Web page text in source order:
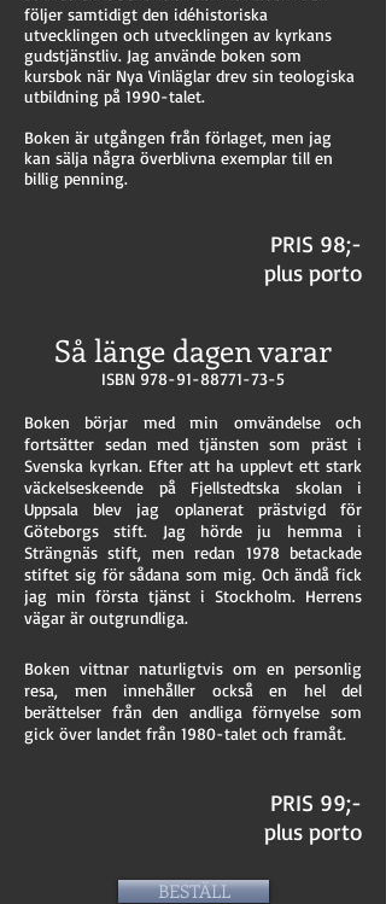
följer samtidigt den idéhistoriska
utvecklingen och utvecklingen av kyrkans
gudstjänstliv. Jag använde boken som
kursbok när Nya Vinläglar drev sin teologiska
utbildning på 1990-talet.
Boken är utgången från förlaget, men jag
kan sälja några överblivna exemplar till en
billig penning.
PRIS 98;-
plus porto
Så länge dagen varar
ISBN 978-91-88771-73-5
Boken börjar med min omvändelse och
fortsätter sedan med tjänsten som präst i
Svenska kyrkan. Efter att ha upplevt ett stark
väckelseskeende på Fjellstedtska skolan i
Uppsala blev jag oplanerat prästvigd för
Göteborgs stift. Jag hörde ju hemma i
Strängnäs stift, men redan 1978 betackade
stiftet sig för sådana som mig. Och ändå fick
jag min första tjänst i Stockholm. Herrens
vägar är outgrundliga.
Boken vittnar naturligtvis om en personlig
resa, men innehåller också en hel del
berättelser från den andliga förnyelse som
gick över landet från 1980-talet och framåt.
PRIS 99;-
plus porto
BESTÄLL